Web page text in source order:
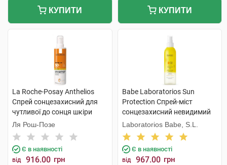
КУПИТИ КУПИТИ
La Roche-Posay Anthelios
Спрей сонцезахисний для
чутливої до сонця шкіри
обличчя та тіла SPF50+ 200
мл 1 флакон
Ля Рош-Позе
Є в наявності
від 916.00 грн
Babe Laboratorios Sun
Protection Спрей-міст
сонцезахисний невидимий
для обличчя, тіла та волосся
з SPF50 150 мл 1 флакон
Laboratorios Babe, S.L.
Є в наявності
від 967.00 грн